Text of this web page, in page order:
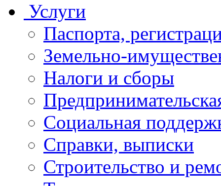
Услуги
Паспорта,
Земельно-
Налоги и сборы
Социальная
Справки, выписки
Строительство и